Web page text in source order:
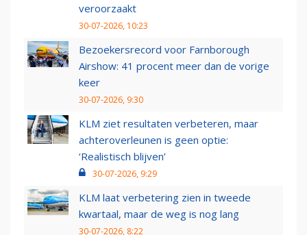
veroorzaakt
30-07-2026, 10:23
Bezoekersrecord voor Farnborough
Airshow: 41 procent meer dan de vorige
keer
30-07-2026, 9:30
KLM ziet resultaten verbeteren, maar
achteroverleunen is geen optie:
‘Realistisch blijven’
30-07-2026, 9:29
KLM laat verbetering zien in tweede
kwartaal, maar de weg is nog lang
30-07-2026, 8:22